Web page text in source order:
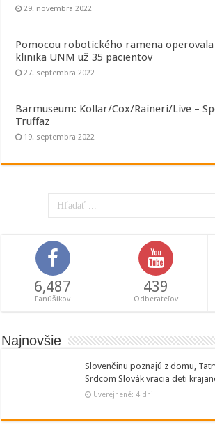
29. novembra 2022
Pomocou robotického ramena operovala
klinika UNM už 35 pacientov
27. septembra 2022
Barmuseum: Kollar/Cox/Raineri/Live –
Truffaz
19. septembra 2022
6,487
Fanúšikov
439
Odberateľov
Najnovšie
Slovenčinu poznajú z domu,
Srdcom Slovák vracia deti
Uverejnené: 4 dni